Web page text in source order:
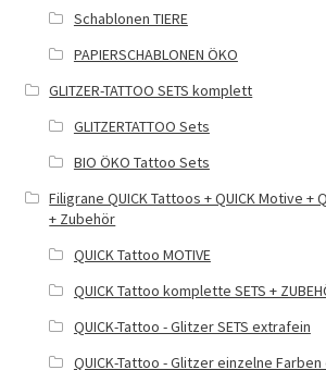
Schablonen TIERE
PAPIERSCHABLONEN ÖKO
GLITZER-TATTOO SETS komplett
GLITZERTATTOO Sets
BIO ÖKO Tattoo Sets
Filigrane QUICK Tattoos + QUICK Motive +
+ Zubehör
QUICK Tattoo MOTIVE
QUICK Tattoo komplette SETS +
QUICK-Tattoo - Glitzer SETS extrafein
QUICK-Tattoo - Glitzer einzelne